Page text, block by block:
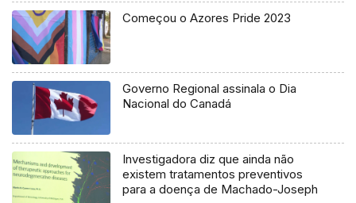
Começou o Azores Pride 2023
Governo Regional assinala o Dia
Nacional do Canadá
Investigadora diz que ainda não
existem tratamentos preventivos
para a doença de Machado-Joseph